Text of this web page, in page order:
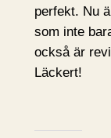
perfekt. Nu
som inte
också är
Läckert!